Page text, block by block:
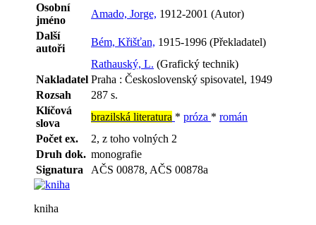
Osobní
jméno
Amado, Jorge, 1912-2001 (Autor)
Další
autoři
Bém, Křišťan, 1915-1996 (Překladatel)
Rathauský, L. (Grafický technik)
Nakladatel Praha : Československý spisovatel, 1949
Rozsah
287 s.
Klíčová
slova
brazilská literatura * próza * román
Počet ex.
2, z toho volných 2
Druh dok. monografie
Signatura
AČS 00878, AČS 00878a
kniha